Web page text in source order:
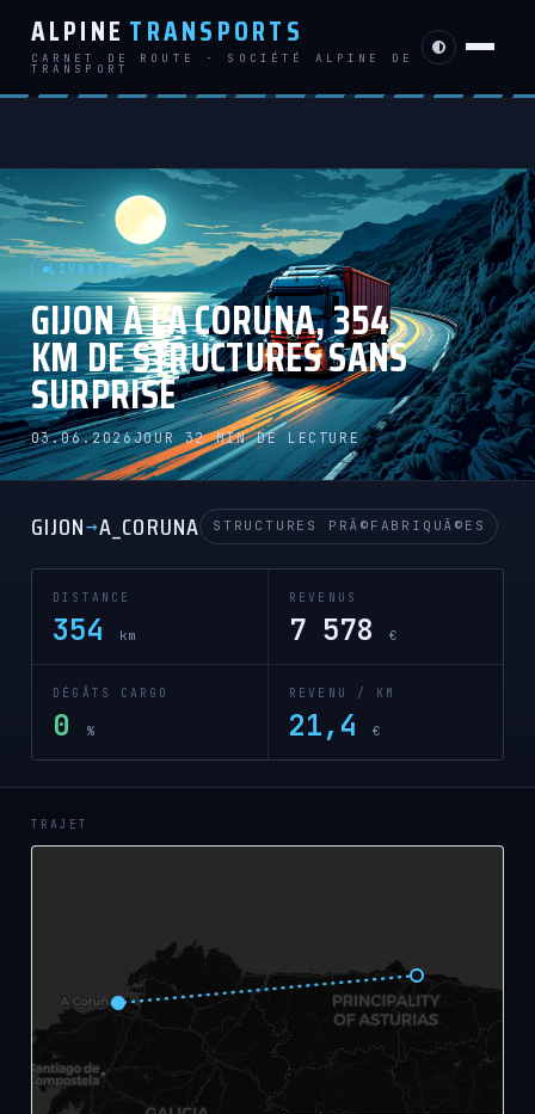
ALPINE TRANSPORTS
CARNET DE ROUTE · SOCIÉTÉ ALPINE DE
TRANSPORT
LIVRAISON
GIJON À LA CORUNA, 354
KM DE STRUCTURES SANS
SURPRISE
03.06.2026JOUR 32 MIN DE LECTURE
GIJON→A_CORUNA STRUCTURES PRÃ©FABRIQUÃ©ES
DISTANCE
354 km
REVENUS
7 578€
DÉGÂTS CARGO
0 %
REVENU / KM
21,4€
TRAJET